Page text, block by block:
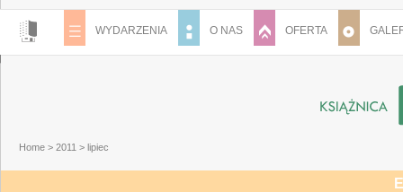
WYDARZENIA O NAS OFERTA
Home > 2011 > lipiec